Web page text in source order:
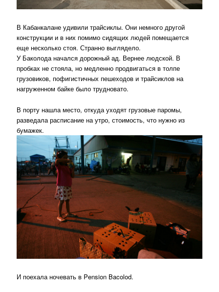
В Кабанкалане удивили трайсиклы. Они немного другой
конструкции и в них помимо сидящих людей помещается
еще несколько стоя. Странно выглядело.
У Баколода начался дорожный ад. Вернее людской. В
пробках не стояла, но медленно продвигаться в толпе
грузовиков, пофигистичных пешеходов и трайсиклов на
нагруженном байке было трудновато.
В порту нашла место, откуда уходят грузовые паромы,
разведала расписание на утро, стоимость, что нужно из
бумажек.
И поехала ночевать в Pension Bacolod.